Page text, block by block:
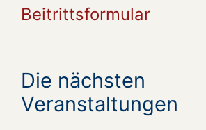
Beitrittsformular
Die nächsten
Veranstaltungen